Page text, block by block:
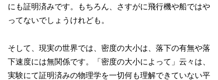
にも証明済みです。もちろん、さすがに飛行機や船ではや
ってないでしょうけれども。
そして、現実の世界では、密度の大小は、落下の有無や落
下速度には無関係です。「密度の大小によって」云々は、
実験にて証明済みの物理学を一切何も理解できていない平